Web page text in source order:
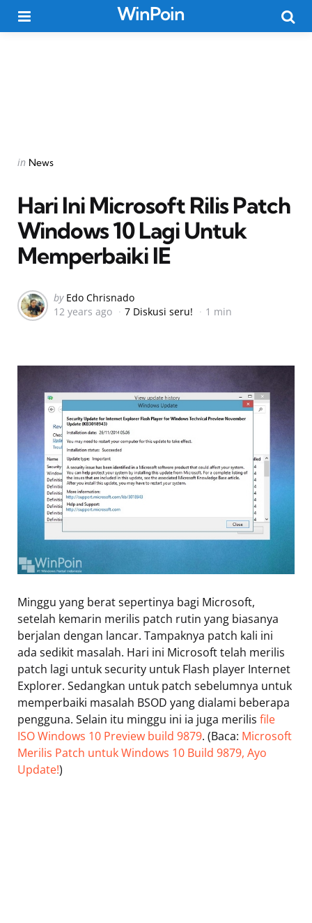
WinPoin
Categories
Posted
in News
Hari Ini Microsoft Rilis Patch
Windows 10 Lagi Untuk
Memperbaiki IE
Posted
by
by Edo Chrisnado
12 years ago
7 Diskusi seru! 1 min
Minggu yang berat sepertinya bagi Microsoft,
setelah kemarin merilis patch rutin yang biasanya
berjalan dengan lancar. Tampaknya patch kali ini
ada sedikit masalah. Hari ini Microsoft telah merilis
patch lagi untuk security untuk Flash player Internet
Explorer. Sedangkan untuk patch sebelumnya untuk
memperbaiki masalah BSOD yang dialami beberapa
pengguna. Selain itu minggu ini ia juga merilis file
ISO Windows 10 Preview build 9879. (Baca: Microsoft
Merilis Patch untuk Windows 10 Build 9879, Ayo
Update!)